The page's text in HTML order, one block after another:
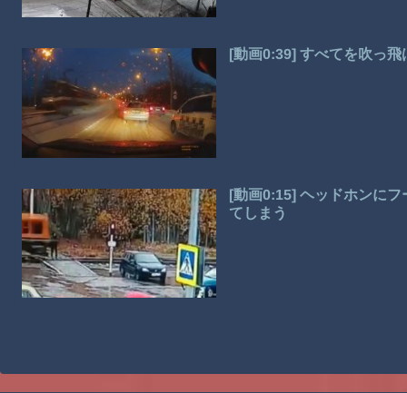
[動画0:39] すべてを吹っ
[動画0:15] ヘッドホンに
てしまう